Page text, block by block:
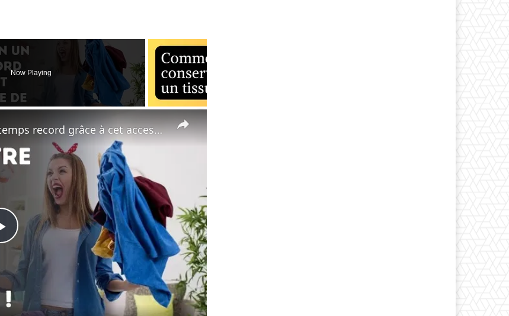
Now Playing
×
Play
Video
Défroissez votre vêtement en un temps record grâce à cet accessoire de tous les jours !